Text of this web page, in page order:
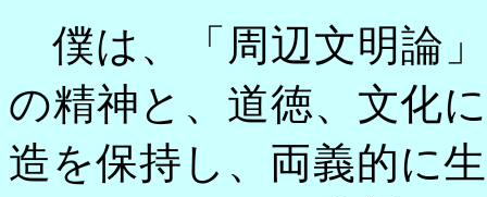
僕は、「周辺文明論
の精神と、道徳、文化
造を保持し、両義的に